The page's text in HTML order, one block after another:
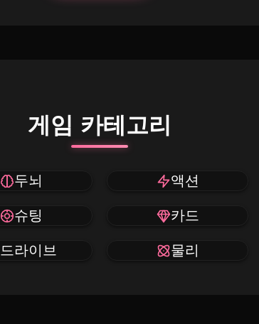
게임 카테고리
두뇌 액션
슈팅 카드
드라이브 물리